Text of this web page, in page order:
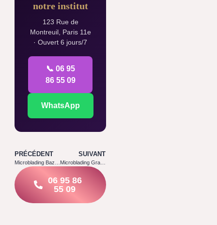
notre institut
123 Rue de
Montreuil, Paris 11e
· Ouvert 6 jours/7
📞 06 95
86 55 09
WhatsApp
PRÉCÉDENT SUIVANT
06 95 86
55 09